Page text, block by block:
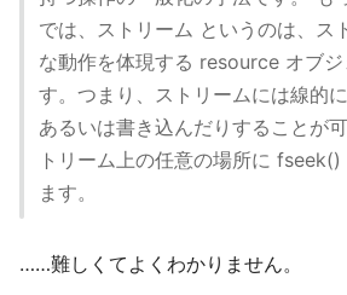
では、ストリーム というのは、ス
な動作を体現する resource オブジ
す。つまり、ストリームには線的に
あるいは書き込んだりすることが
トリーム上の任意の場所に fseek()
ます。
……難しくてよくわかりません。